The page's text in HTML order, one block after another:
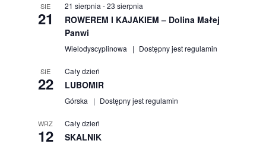
SIE
21
21 sierpnia-23 sierpnia
ROWEREM I KAJAKIEM – Dolina Małej
Panwi
Wielodyscyplinowa Dostępny jest regulamin
SIE
22
Cały dzień
LUBOMIR
Górska Dostępny jest regulamin
WRZ
12
Cały dzień
SKALNIK